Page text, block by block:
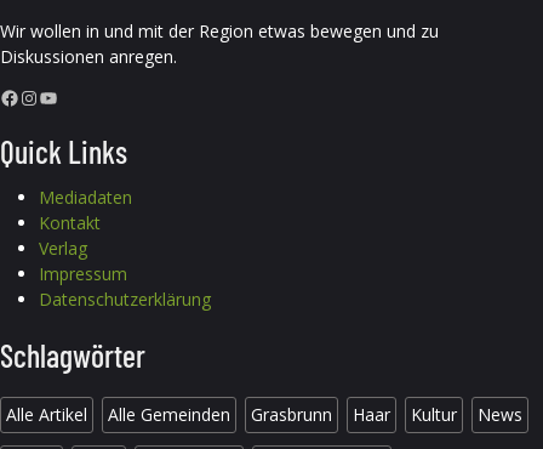
Wir wollen in und mit der Region etwas bewegen und zu
Diskussionen anregen.
Facebook InstagramYouTube
Quick Links
Mediadaten
Kontakt
Verlag
Impressum
Datenschutzerklärung
Schlagwörter
Alle Artikel Alle Gemeinden Grasbrunn Haar Kultur News